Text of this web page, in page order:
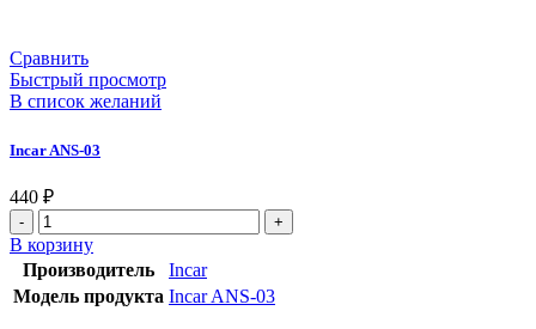
Сравнить
Быстрый просмотр
В список желаний
Incar ANS-03
440 ₽
В корзину
Производитель
Incar
Модель продукта Incar ANS-03